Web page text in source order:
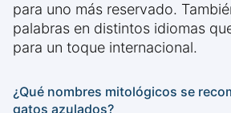
para uno más reservado.
palabras en distintos idiomas
para un toque internacional.
¿Qué nombres mitológicos se
gatos azulados?